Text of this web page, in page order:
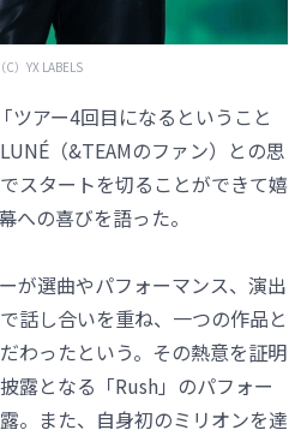
（C）YX LABELS
ツアー4回目になるということ
（&TEAMのファン）との思
スタートを切ることができて嬉
への喜びを語った。
が選曲やパフォーマンス、演出
話し合いを重ね、一つの作品と
わったという。その熱意を証明
露となる「Rush」のパフォー
。また、自身初のミリオンを達